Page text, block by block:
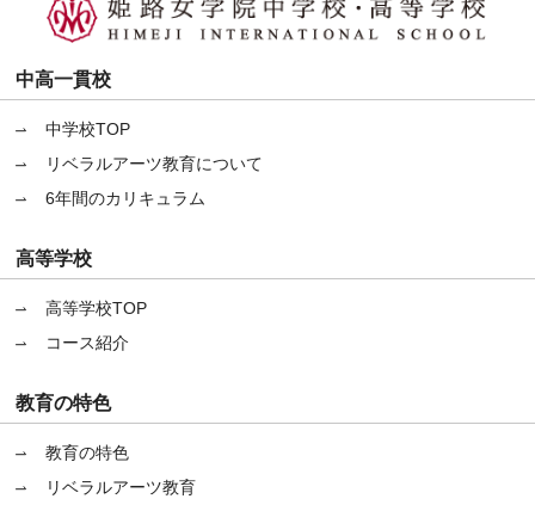
中高一貫校
中学校TOP
リベラルアーツ教育について
6年間のカリキュラム
高等学校
高等学校TOP
コース紹介
教育の特色
教育の特色
リベラルアーツ教育